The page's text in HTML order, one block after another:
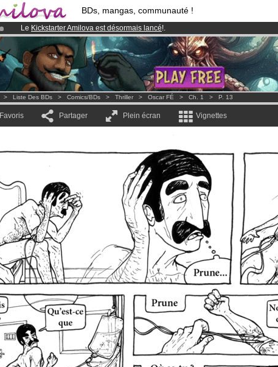
BDs, mangas, communauté !
Le Kickstarter Amilova est désormais lancé!.
Déjà 134393membreset 1208BDs & Mangas!
Abonnement premium: à partir de
3.95 eurospar mois !Clique ici pour
> Liste Des BDs > Comics/BDs > Thriller > Oscar FÉ > Ch. 1 > P. 13
Favoris Partager Plein écran Vignettes